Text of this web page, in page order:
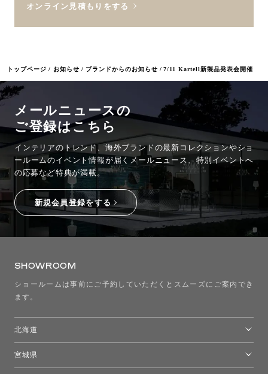
トップページ お知らせ ブランドからのお知らせ 7/11 Kartell新製品発表会開催
オンライン見積もりをする
メールニュースの
ご登録はこちら
インテリアのトレンド、海外ブランドの最新コレクションやショ
ールームのイベント情報が届くメールニュース、特別イベントへ
の応募など特典が満載。
新規会員登録をする
SHOWROOM
ショールームは事前にご予約していただくとスムーズにご案内でき
ます。
北海道
宮城県